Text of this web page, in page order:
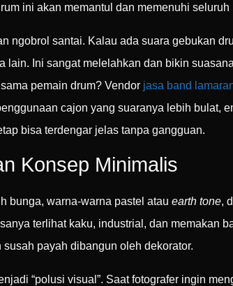
ini akan memantul dan memenuhi seluruh
santai. Kalau ada suara gebukan
Ini sangat melelahkan dan bikin
pemain drum? Vendor jasa band
cajon yang suaranya lebih bulat,
bisa terdengar jelas tanpa gangguan.
Konsep Minimalis
bunga, warna-warna pastel atau earth tone,
terlihat kaku, industrial, dan memakan
susah payah dibangun oleh dekorator.
“polusi visual”. Saat fotografer ingin